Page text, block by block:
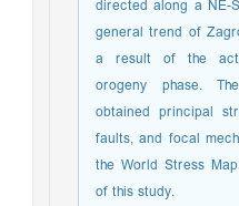
directed along a
general trend of
a result of the
orogeny phase.
obtained principal
faults, and focal
the World Stress
of this study.